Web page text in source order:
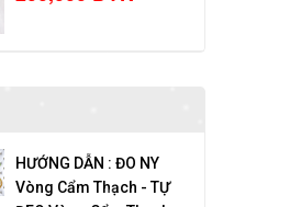
HƯỚNG DẪN : ĐO NY
Vòng Cẩm Thạch - TỰ